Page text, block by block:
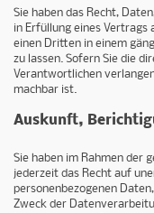
Sie haben das Recht,
in Erfüllung eines
einen Dritten in einem
zu lassen. Sofern Sie die
Verantwortlichen
machbar ist.
Auskunft,
Sie haben im Rahmen der
jederzeit das Recht auf
personenbezogenen
Zweck der